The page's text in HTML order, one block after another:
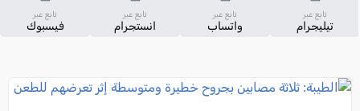
تابع عبر
تيليجرام
تابع عبر
واتساب
تابع عبر
انستجرام
تابع عبر
فيسبوك